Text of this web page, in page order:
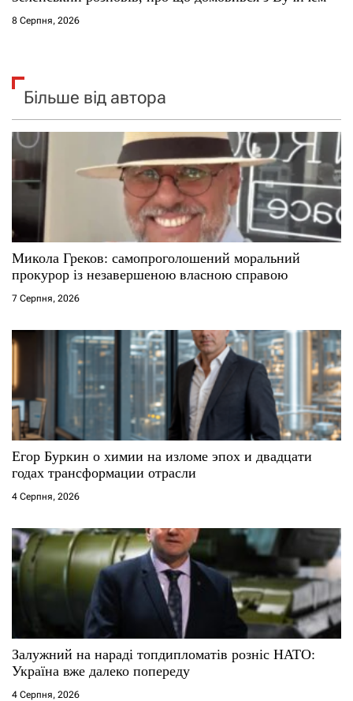
8 Серпня, 2026
Більше від автора
Микола Греков: самопроголошений моральний
прокурор із незавершеною власною справою
7 Серпня, 2026
Егор Буркин о химии на изломе эпох и двадцати
годах трансформации отрасли
4 Серпня, 2026
Залужний на нараді топдипломатів розніс НАТО:
Україна вже далеко попереду
4 Серпня, 2026